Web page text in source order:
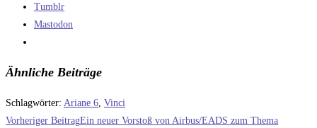
Tumblr
Mastodon
Ähnliche Beiträge
Schlagwörter: Ariane 6 Vinci
Weitere
Vorheriger BeitragEin neuer Vorstoß von Airbus/EADS zum Thema